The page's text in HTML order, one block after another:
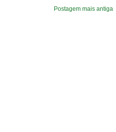
Postagem mais antiga